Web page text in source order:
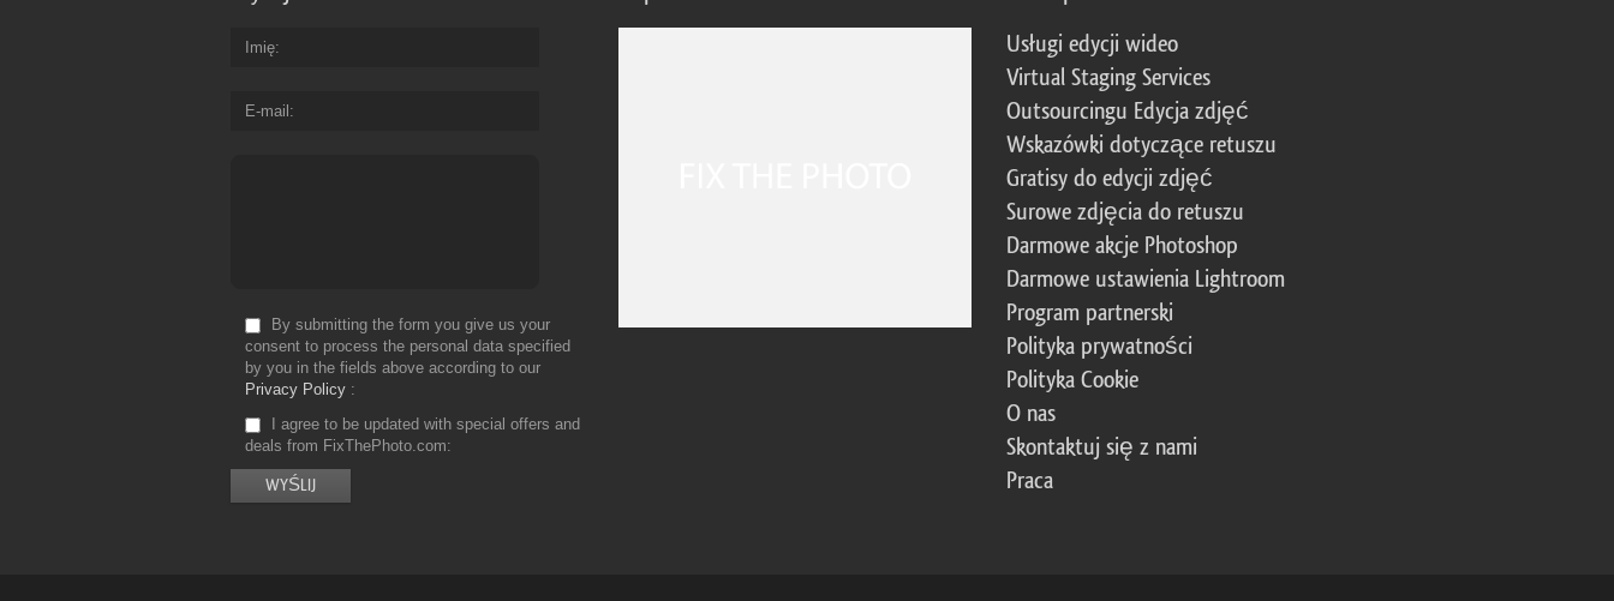
Imię
E-mail
By submitting the form you give us your
consent to process the personal data specified
by you in the fields above according to our
Privacy Policy
I agree to be updated with special offers and
deals from FixThePhoto.com
Usługi edycji wideo
Virtual Staging Services
Outsourcingu Edycja zdjęć
Wskazówki dotyczące retuszu
Gratisy do edycji zdjęć
Surowe zdjęcia do retuszu
Darmowe akcje Photoshop
Darmowe ustawienia Lightroom
Program partnerski
Polityka prywatności
Polityka Cookie
O nas
Skontaktuj się z nami
Praca